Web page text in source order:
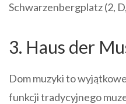
Schwarzenbergplatz (2,
3. Haus der
Dom muzyki to
funkcji tradycyjnego